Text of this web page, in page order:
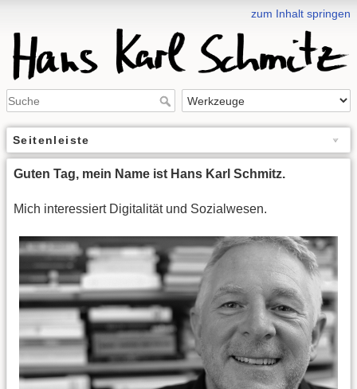
zum Inhalt springen
Seitenleiste
Guten Tag, mein Name ist Hans Karl Schmitz.
Mich interessiert Digitalität und Sozialwesen.